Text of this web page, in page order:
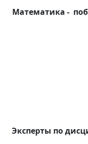
Математика -
Эксперты по